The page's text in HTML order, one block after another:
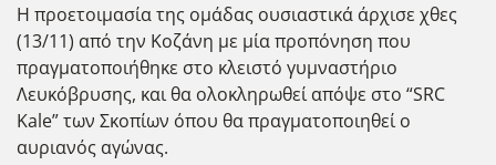
Η προετοιμασία της ομάδας ουσιαστικά άρχισε χθες
(13/11) από την Κοζάνη με μία προπόνηση που
πραγματοποιήθηκε στο κλειστό γυμναστήριο
Λευκόβρυσης, και θα ολοκληρωθεί απόψε στο “SRC
Kale” των Σκοπίων όπου θα πραγματοποιηθεί ο
αυριανός αγώνας.